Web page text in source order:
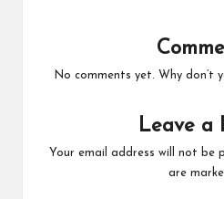
No comments yet. Why don’t
Leave a
Your email address will not be
are